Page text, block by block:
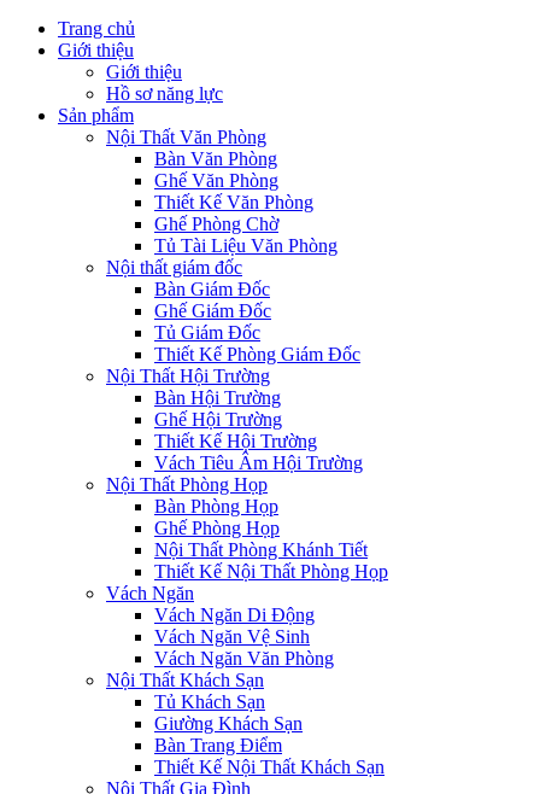
Trang chủ
Giới thiệu
Giới thiệu
Hồ sơ năng lực
Sản phẩm
Nội Thất Văn Phòng
Bàn Văn Phòng
Ghế Văn Phòng
Thiết Kế Văn Phòng
Ghế Phòng Chờ
Tủ Tài Liệu Văn Phòng
Nội thất giám đốc
Bàn Giám Đốc
Ghế Giám Đốc
Tủ Giám Đốc
Thiết Kế Phòng Giám Đốc
Nội Thất Hội Trường
Bàn Hội Trường
Ghế Hội Trường
Thiết Kế Hội Trường
Vách Tiêu Âm Hội Trường
Nội Thất Phòng Họp
Bàn Phòng Họp
Ghế Phòng Họp
Nội Thất Phòng Khánh Tiết
Thiết Kế Nội Thất Phòng Họp
Vách Ngăn
Vách Ngăn Di Động
Vách Ngăn Vệ Sinh
Vách Ngăn Văn Phòng
Nội Thất Khách Sạn
Tủ Khách Sạn
Giường Khách Sạn
Bàn Trang Điểm
Thiết Kế Nội Thất Khách Sạn
Nội Thất Gia Đình